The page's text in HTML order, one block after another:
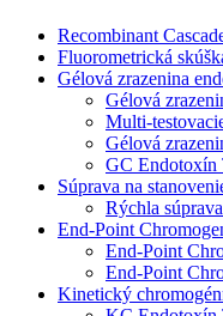
Recombinant
Fluorometrická
Gélová zrazenina
Gélová
Multi-
Gélová
GC Endotoxín
Súprava na
Rýchla
End-Point
End-Point
End-Point
Kinetický